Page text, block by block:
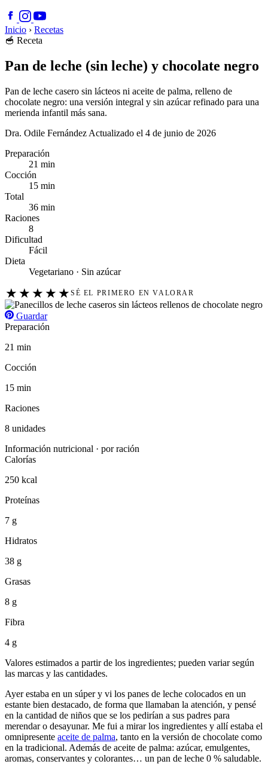
Inicio › Recetas
🥣 Receta
Pan de leche (sin leche) y chocolate negro
Pan de leche casero sin lácteos ni aceite de palma, relleno de
chocolate negro: una versión integral y sin azúcar refinado para una
merienda infantil más sana.
Dra. Odile Fernández Actualizado el 4 de junio de 2026
Preparación
21 min
Cocción
15 min
Total
36 min
Raciones
8
Dificultad
Fácil
Dieta
Vegetariano · Sin azúcar
★ ★ ★ ★ ★ SÉ EL PRIMERO EN VALORAR
Guardar
Preparación
21 min
Cocción
15 min
Raciones
8 unidades
Información nutricional · por ración
Calorías
250 kcal
Proteínas
7 g
Hidratos
38 g
Grasas
8 g
Fibra
4 g
Valores estimados a partir de los ingredientes; pueden variar según
las marcas y las cantidades.
Ayer estaba en un súper y vi los panes de leche colocados en un
estante bien destacado, de forma que llamaban la atención, y pensé
en la cantidad de niños que se los pedirían a sus padres para
merendar o desayunar. Me fui a mirar los ingredientes y allí estaba el
omnipresente aceite de palma, tanto en la versión de chocolate como
en la tradicional. Además de aceite de palma: azúcar, emulgentes,
aromas, conservantes y colorantes… un pan de leche 0 % saludable.